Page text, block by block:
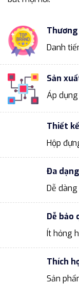
Danh
Sản
Áp
Thiết
Hộp
Đa
Dễ
Dễ bảo
Ít hỏng
Thích
Sản